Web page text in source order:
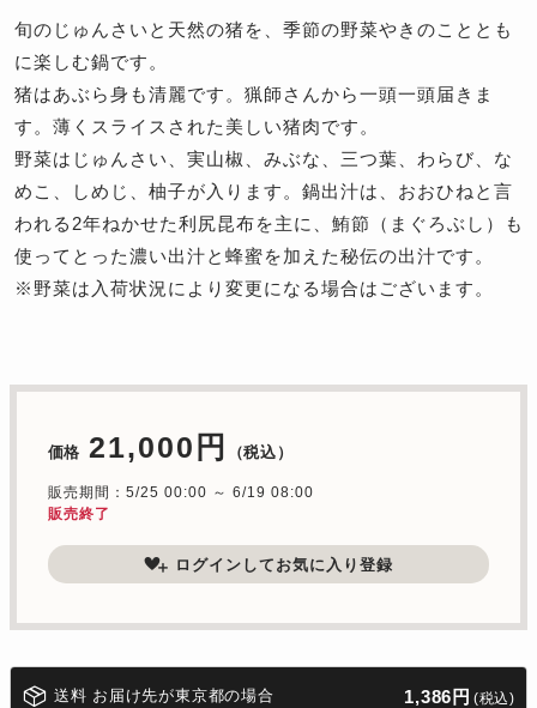
旬のじゅんさいと天然の猪を、季節の野菜やきのこととも
に楽しむ鍋です。
猪はあぶら身も清麗です。猟師さんから一頭一頭届きま
す。薄くスライスされた美しい猪肉です。
野菜はじゅんさい、実山椒、みぶな、三つ葉、わらび、な
めこ、しめじ、柚子が入ります。鍋出汁は、おおひねと言
われる2年ねかせた利尻昆布を主に、鮪節（まぐろぶし）も
使ってとった濃い出汁と蜂蜜を加えた秘伝の出汁です。
※野菜は入荷状況により変更になる場合はございます。
価格 21,000円 （税込）
販売期間：5/25 00:00 ～ 6/19 08:00
販売終了
ログインしてお気に入り登録
送料 お届け先が東京都の場合 1,386円 (税込)